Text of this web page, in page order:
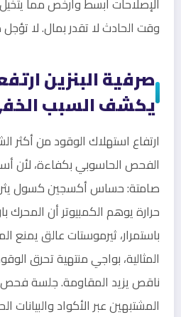
الإصلاحات أبسط وأرخص مما
وقت الحادث لا تقدر بمال. لا تؤجل
صرفية البنزين
يكشف السبب
ارتفاع استهلاك الوقود من أكثر
الفحص الحاسوبي بكفاءة، لأن
صامتة: حساس أكسجين كسول
حرارة يوهم الكمبيوتر أن المحرك
باستمرار، ثيرموستات عالق يمنع
المثالية، بواجي منتهية تحرق
ناقص يزيد المقاومة. جلسة
المشتبهين عبر الأكواد والبيانات